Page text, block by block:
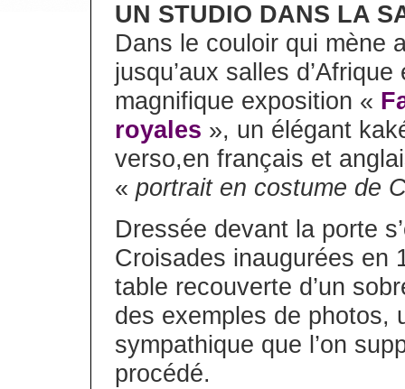
UN STUDIO DANS LA
Dans le couloir qui mène
jusqu’aux salles
magnifique exposition «
royales », un élégant
verso,en français et
« portrait en costume de
Dressée devant la porte
Croisades inaugurées en
table recouverte d’un
des exemples de photos,
sympathique que l’on
procédé.